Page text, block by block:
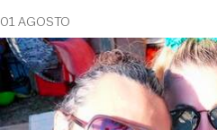
01 AGOSTO